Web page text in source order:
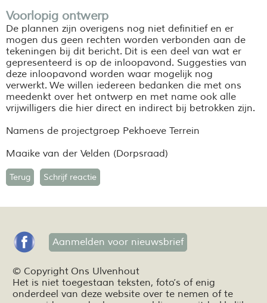
Voorlopig ontwerp
De plannen zijn overigens nog niet definitief en er
mogen dus geen rechten worden verbonden aan de
tekeningen bij dit bericht. Dit is een deel van wat er
gepresenteerd is op de inloopavond. Suggesties van
deze inloopavond worden waar mogelijk nog
verwerkt. We willen iedereen bedanken die met ons
meedenkt over het ontwerp en met name ook alle
vrijwilligers die hier direct en indirect bij betrokken zijn.
Namens de projectgroep Pekhoeve Terrein
Maaike van der Velden (Dorpsraad)
Terug Schrijf reactie
Aanmelden voor nieuwsbrief
© Copyright Ons Ulvenhout
Het is niet toegestaan teksten, foto’s of enig
onderdeel van deze website over te nemen of te